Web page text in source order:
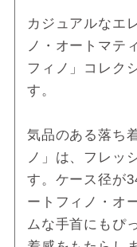
カジュアルなエ
ノ・オートマテ
フィノ」コレク
す。
気品のある落ち
ノ」は、フレッ
す。ケース径が
ートフィノ・オ
ムな手首にもぴ